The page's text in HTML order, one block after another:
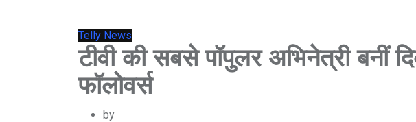
Telly News
टीवी की सबसे पॉपुलर अभिनेत्री बनीं
फॉलोवर्स
by